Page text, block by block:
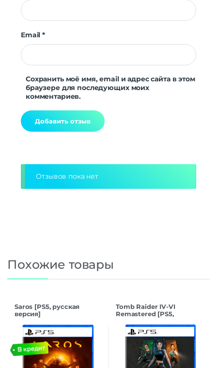
Email*
Сохранить моё имя, email и адрес сайта в этом
браузере для последующих моих
комментариев.
Отзывов пока нет
Похожие товары
Saros [PS5, русская
версия]
Tomb Raider IV-VI
Remastered [PS5,